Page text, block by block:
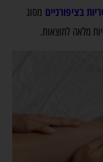
בציפורניים מסוג
מלאה לתוצאות.